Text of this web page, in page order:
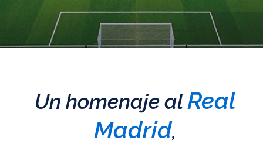
Un homenaje alReal
Madrid,